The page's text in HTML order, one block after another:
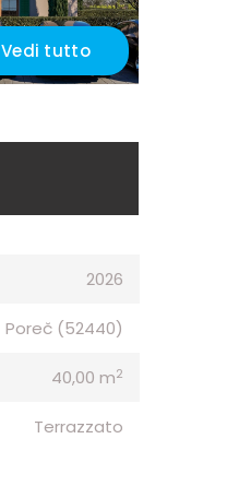
Vedi tutto
2026
Poreč (52440)
40,00 m2
Terrazzato